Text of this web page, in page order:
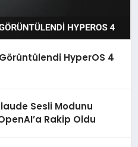
HyperOS 4
Sesli Modunu
Rakip Oldu